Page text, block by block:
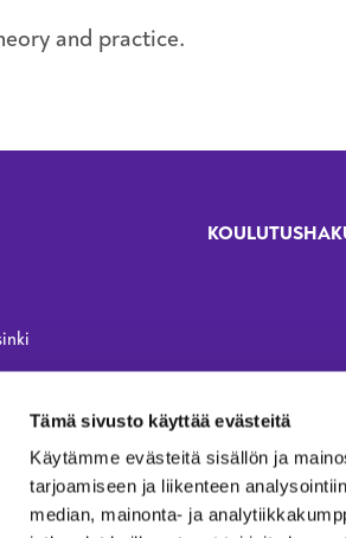
Tämä sivusto käyttää evästeitä
Käytämme evästeitä sisällön ja
tarjoamiseen ja liikenteen
median, mainonta- ja
and practice.
klo 8–14
Footer